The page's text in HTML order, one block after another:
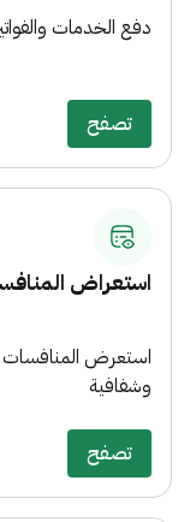
دفع الخدمات
تصفح
استعراض
استعرض
وشفافية
تصفح